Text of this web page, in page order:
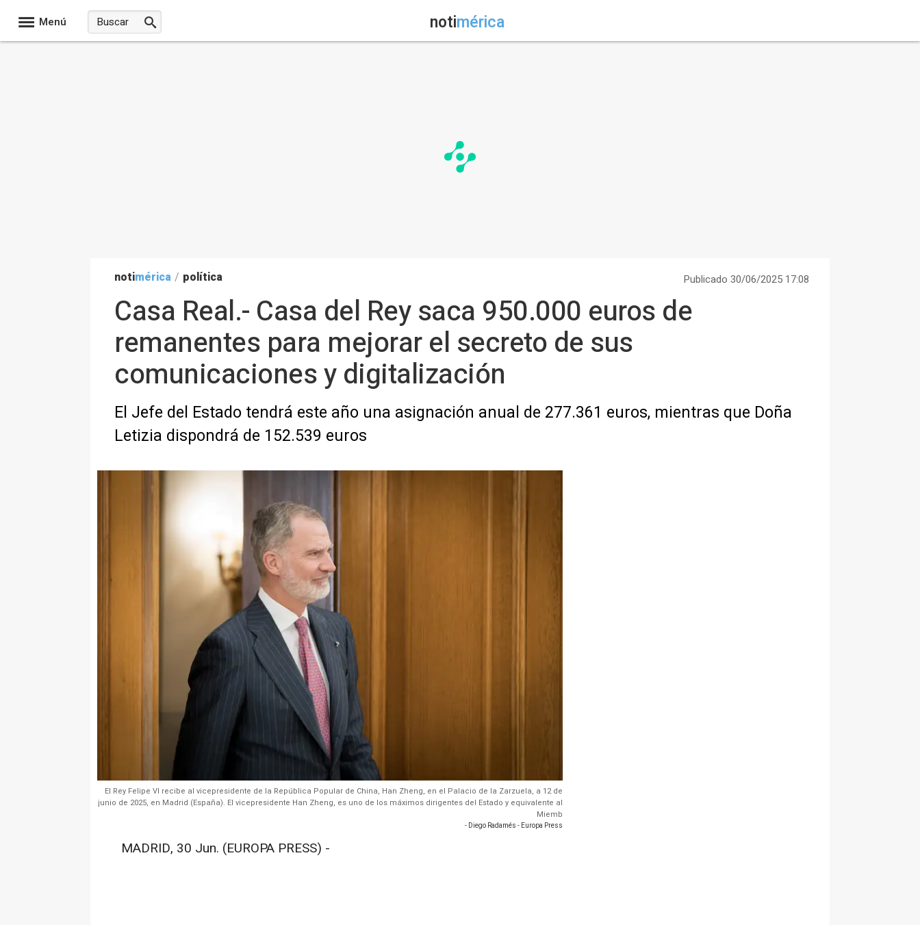
Menú notimérica
notimérica / política Publicado 30/06/2025 17:08
Casa Real.- Casa del Rey saca 950.000 euros de
remanentes para mejorar el secreto de sus
comunicaciones y digitalización
El Jefe del Estado tendrá este año una asignación anual de 277.361 euros, mientras que Doña
Letizia dispondrá de 152.539 euros
El Rey Felipe VI recibe al vicepresidente de la República Popular de China, Han Zheng, en el Palacio de la Zarzuela, a 12 de
junio de 2025, en Madrid (España). El vicepresidente Han Zheng, es uno de los máximos dirigentes del Estado y equivalente al
Miemb
- Diego Radamés - Europa Press
MADRID, 30 Jun. (EUROPA PRESS) -